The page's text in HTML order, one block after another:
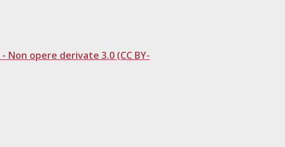
Non opere derivate 3.0 (CC BY-